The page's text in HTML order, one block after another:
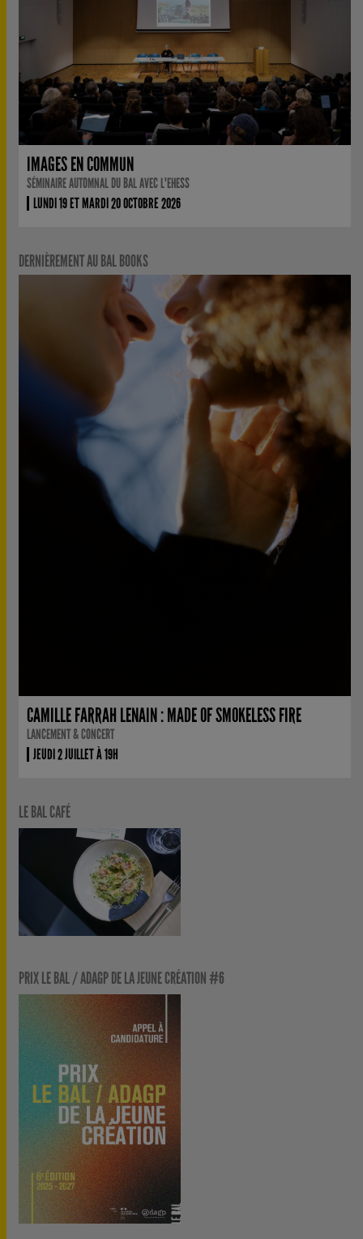
IMAGES EN COMMUN
SÉMINAIRE AUTOMNAL DU BAL AVEC L'EHESS
LUNDI 19 ET MARDI 20 OCTOBRE 2026
DERNIÈREMENT AU BAL BOOKS
CAMILLE FARRAH LENAIN : MADE OF SMOKELESS FIRE
LANCEMENT & CONCERT
JEUDI 2 JUILLET À 19H
LE BAL CAFÉ
PRIX LE BAL / ADAGP DE LA JEUNE CRÉATION #6